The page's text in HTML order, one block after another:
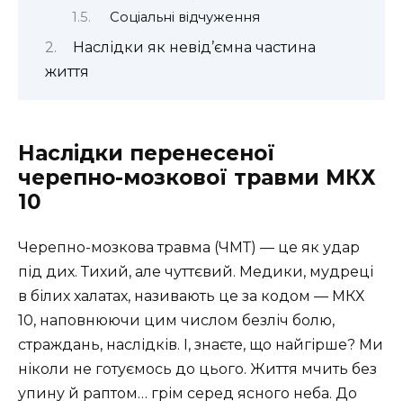
Соціальні відчуження
Наслідки як невід’ємна частина
життя
Наслідки перенесеної
черепно-мозкової травми МКХ
10
Черепно-мозкова травма (ЧМТ) — це як удар
під дих. Тихий, але чуттєвий. Медики, мудреці
в білих халатах, називають це за кодом — МКХ
10, наповнюючи цим числом безліч болю,
страждань, наслідків. І, знаєте, що найгірше? Ми
ніколи не готуємось до цього. Життя мчить без
упину й раптом… грім серед ясного неба. До